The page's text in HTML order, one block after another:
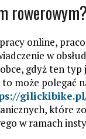
rowerowym?
online,
w
gdyż ten
może polegać
które
w ramach